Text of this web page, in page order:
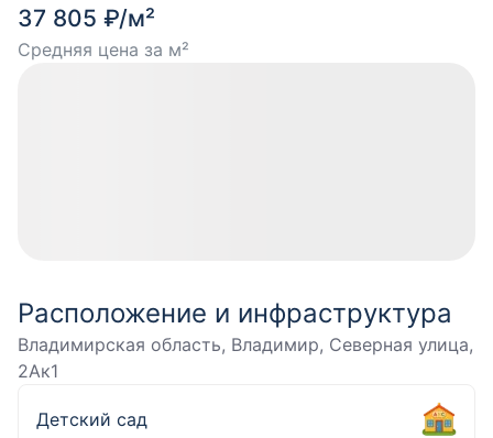
37 805 ₽/м²
Средняя цена за м²
Расположение и инфраструктура
Владимирская область, Владимир, Северная улица,
2Ак1
Детский сад